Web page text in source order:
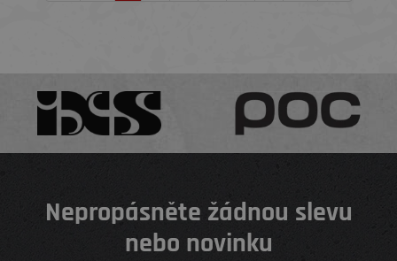
Nepropásněte žádnou slevu
nebo novinku